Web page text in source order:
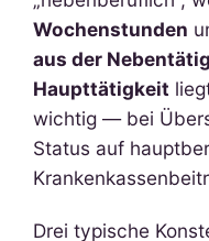
Wochenstunden
aus der
Haupttätigkeit
wichtig — bei
Status auf
Drei typische